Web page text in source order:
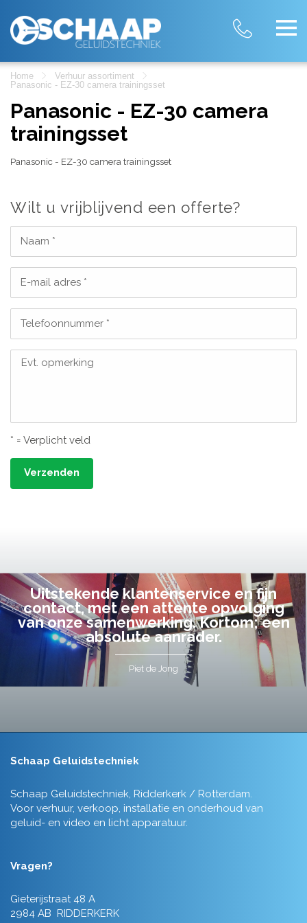
Home
Verhuur assortiment
Panasonic - EZ-30 camera trainingsset
Panasonic - EZ-30 camera
trainingsset
Panasonic - EZ-30 camera trainingsset
Wilt u vrijblijvend een offerte?
Naam *
E-mail adres *
Telefoonnummer *
Evt. opmerking
* = Verplicht veld
Verzenden
Uitstekende klantenservice en fijn
contact, met een attente opvolging
van onze samenwerking. Kortom; een
absolute aanrader.
Piet de Jong
Schaap Geluidstechniek
Schaap Geluidstechniek, Ridderkerk / Rotterdam.
Voor verhuur, verkoop, installatie en onderhoud van
geluid- en video en licht apparatuur.
Vragen?
Gieterijstraat 48 A
2984 AB RIDDERKERK